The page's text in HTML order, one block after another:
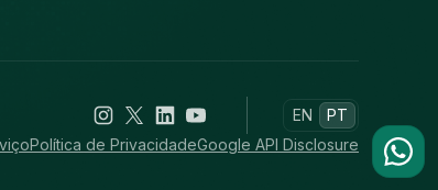
EN
PT
Política de PrivacidadeGoogle API Disclosure